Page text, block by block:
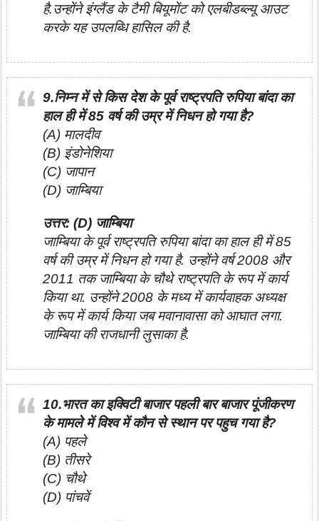
है.उन्होंने इंग्लैंड के टैमी बियूमोंट को एलबीडब्‍ल्‍यू आउट
करके यह उपलब्धि हासिल की है.
9.निम्न में से किस देश के पूर्व राष्ट्रपति रुपिया बांदा का
हाल ही में 85 वर्ष की उम्र में निधन हो गया है?
(A) मालदीव
(B) इंडोनेशिया
(C) जापान
(D) जाम्बिया
उत्तर: (D) जाम्बिया
जाम्बिया के पूर्व राष्ट्रपति रुपिया बांदा का हाल ही में 85
वर्ष की उम्र में निधन हो गया है. उन्होंने वर्ष 2008 और
2011 तक जाम्बिया के चौथे राष्ट्रपति के रूप में कार्य
किया था. उन्होंने 2008 के मध्य में कार्यवाहक अध्यक्ष
के रूप में कार्य किया जब मवानावासा को आघात लगा.
जाम्बिया की राजधानी लुसाका है.
10.भारत का इक्विटी बाजार पहली बार बाजार पूंजीकरण
के मामले में विश्व में कौन से स्थान पर पहुच गया है?
(A) पहले
(B) तीसरे
(C) चौथे
(D) पांचवें